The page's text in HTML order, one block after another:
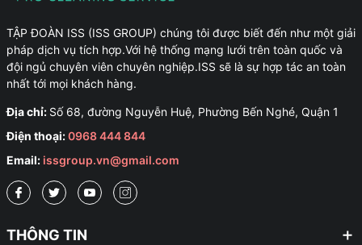
TẬP ĐOÀN ISS (ISS GROUP) chúng tôi được biết đến như một giải
pháp dịch vụ tích hợp.Với hệ thống mạng lưới trên toàn quốc và
đội ngủ chuyên viên chuyên nghiệp.ISS sẽ là sự hợp tác an toàn
nhất tới mọi khách hàng.
Địa chỉ: Số 68, đường Nguyễn Huệ, Phường Bến Nghé, Quận 1
Điện thoại:0968 444 844
Email: issgroup.vn@gmail.com
THÔNG TIN